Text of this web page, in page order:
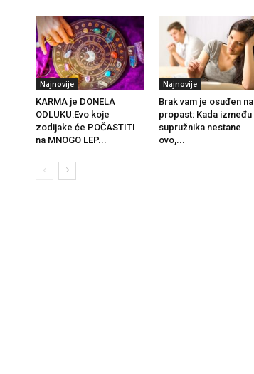
Najnovije
KARMA je DONELA
ODLUKU:Evo koje
zodijake će POČASTITI
na MNOGO LEP...
Najnovije
Brak vam je osuđen na
propast: Kada između
supružnika nestane
ovo,...